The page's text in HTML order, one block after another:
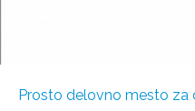
Prosto delovno mesto za